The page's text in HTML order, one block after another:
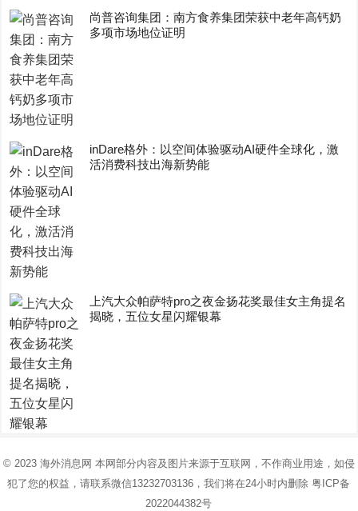
尚普咨询集团：南方食养集团荣获中老年高钙奶
多项市场地位证明
inDare格外：以空间体验驱动AI硬件全球化，激
活消费科技出海新势能
上汽大众帕萨特pro之夜金扬花奖最佳女主角提名
揭晓，五位女星闪耀银幕
© 2023 海外消息网 本网部分内容及图片来源于互联网，不作商业用途，如侵
犯了您的权益，请联系微信13232703136，我们将在24小时内删除粤ICP备
2022044382号